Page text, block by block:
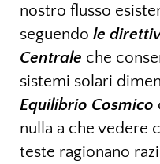
nostro flusso
seguendo le
Centrale che
sistemi solari
Equilibrio Cosmico
nulla a che vedere
teste ragionano